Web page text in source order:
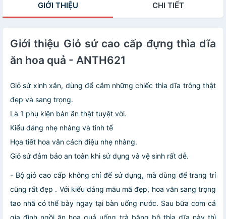
GIỚI THIỆU CHI TIẾT
Giới thiệu Giỏ sứ cao cấp đựng thìa dĩa
ăn hoa quả - ANTH621
Giỏ sứ xinh xắn, dùng để cắm những chiếc thìa dĩa trông thật
đẹp và sang trọng.
Là 1 phụ kiện bàn ăn thật tuyệt vời.
Kiểu dáng nhẹ nhàng và tinh tế
Họa tiết hoa văn cách điệu nhẹ nhàng.
Giỏ sứ đảm bảo an toàn khi sử dụng và vệ sinh rất dễ.
- Bộ giỏ cao cấp không chỉ để sử dụng, mà dùng để trang trí
cũng rất đẹp . Với kiểu dáng mãu mã đẹp, hoa văn sang trọng
tao nhã có thể bày ngay tại bàn uống nước. Sau bữa cơm cả